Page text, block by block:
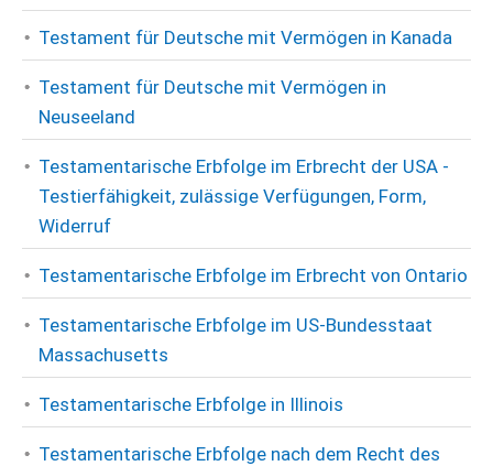
Testament für Deutsche mit Vermögen in Kanada
Testament für Deutsche mit Vermögen in
Neuseeland
Testamentarische Erbfolge im Erbrecht der USA -
Testierfähigkeit, zulässige Verfügungen, Form,
Widerruf
Testamentarische Erbfolge im Erbrecht von Ontario
Testamentarische Erbfolge im US-Bundesstaat
Massachusetts
Testamentarische Erbfolge in Illinois
Testamentarische Erbfolge nach dem Recht des